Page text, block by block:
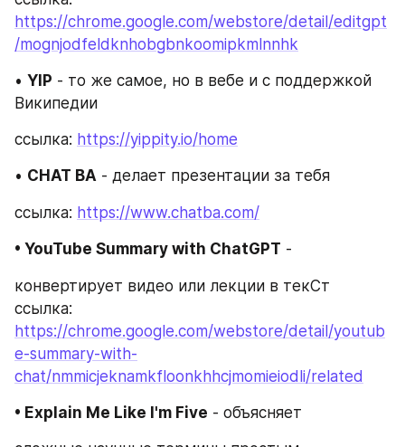
https://chrome.google.com/webstore/detail/editgpt
/mognjodfeldknhobgbnkoomipkmlnnhk
• YIP - то же самое, но в вебе и с поддержкой
Википедии
ссылка: https://yippity.io/home
• CHAT BA - делает презентации за тебя
ссылка: https://www.chatba.com/
• YouTube Summary with ChatGPT -
конвертирует видео или лекции в текСт
https://chrome.google.com/webstore/detail/youtub
e-summary-with-
chat/nmmicjeknamkfloonkhhcjmomieiodli/related
• Explain Me Like I'm Five - объясняет